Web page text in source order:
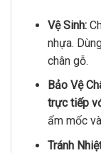
Vệ Sinh:
nhựa.
chân gỗ.
Bảo Vệ
trực tiếp
ẩm mốc
Tránh